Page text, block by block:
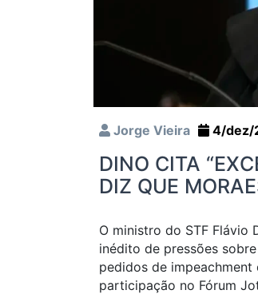
Jorge Vieira 4/dez/
DINO CITA
DIZ QUE
O ministro do STF Flávio
inédito de pressões
pedidos de
participação no Fórum